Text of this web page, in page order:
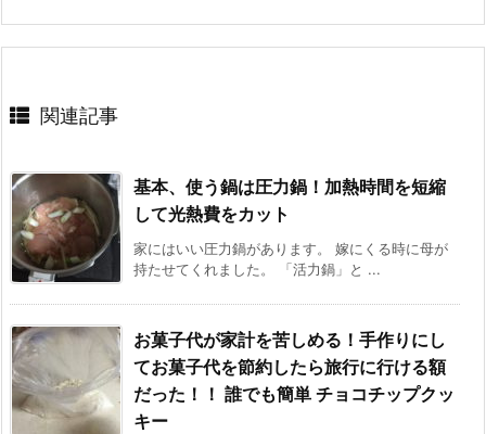
関連記事
基本、使う鍋は圧力鍋！加熱時間を短縮
して光熱費をカット
家にはいい圧力鍋があります。 嫁にくる時に母が
持たせてくれました。 「活力鍋」と ...
お菓子代が家計を苦しめる！手作りにし
てお菓子代を節約したら旅行に行ける額
だった！！ 誰でも簡単 チョコチップクッ
キー